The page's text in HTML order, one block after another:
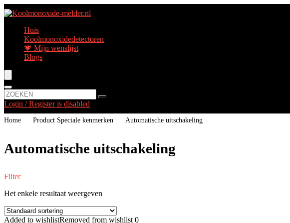
Huis
Koolmonoxidedetectoren
💗 Mijn wenslijst
Blogs
Login / Register is disabled
Home Product Speciale kenmerken ‎Automatische uitschakeling
‎Automatische uitschakeling
Filter
Het enkele resultaat weergeven
Added to wishlistRemoved from wishlist 0